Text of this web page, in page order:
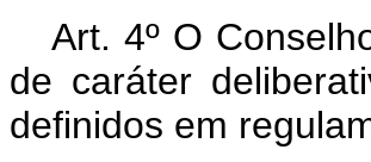
Art. 4º O
de caráter
definidos em